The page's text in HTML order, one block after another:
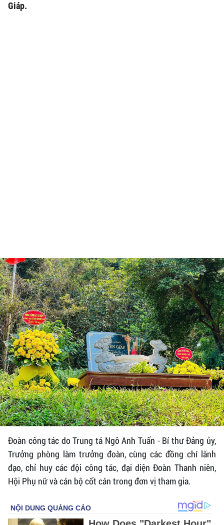
Giáp.
Đoàn công tác do Trung tá Ngô Anh Tuấn - Bí thư Đảng ủy,
Trưởng phòng làm trưởng đoàn, cùng các đồng chí lãnh
đạo, chỉ huy các đội công tác, đại diện Đoàn Thanh niên,
Hội Phụ nữ và cán bộ cốt cán trong đơn vị tham gia.